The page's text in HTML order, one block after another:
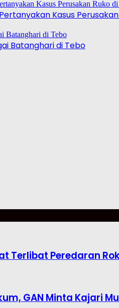
Kasus
Batanghari di Tebo
Terlibat Peredaran
GAN Minta Kajari